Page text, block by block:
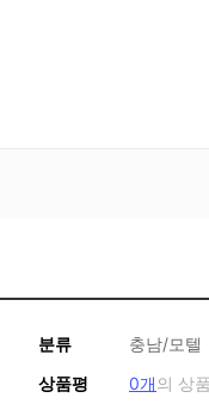
분류
충남/모텔
상품평
0개의 상